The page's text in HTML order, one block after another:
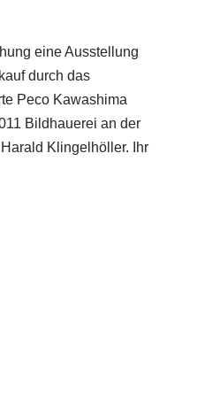
eine Ausstellung
durch das
Peco Kawashima
Bildhauerei an der
Klingelhöller. Ihr